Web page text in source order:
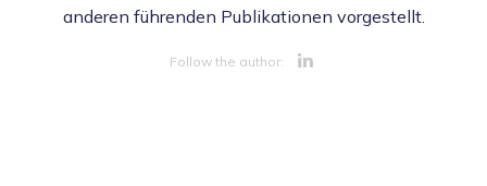
anderen führenden Publikationen vorgestellt.
Follow the author: Opens new